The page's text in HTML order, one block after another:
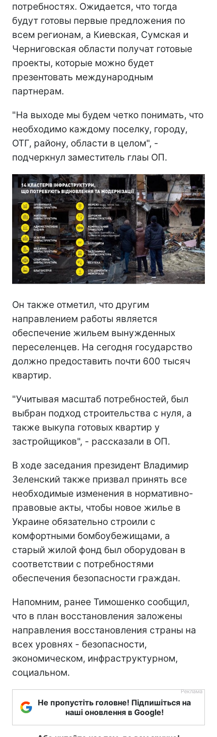
потребностях. Ожидается, что тогда
будут готовы первые предложения по
всем регионам, а Киевская, Сумская и
Черниговская области получат готовые
проекты, которые можно будет
презентовать международным
партнерам.
"На выходе мы будем четко понимать, что
необходимо каждому поселку, городу,
ОТГ, району, области в целом", -
подчеркнул заместитель глаы ОП.
Он также отметил, что другим
направлением работы является
обеспечение жильем вынужденных
переселенцев. На сегодня государство
должно предоставить почти 600 тысяч
квартир.
"Учитывая масштаб потребностей, был
выбран подход строительства с нуля, а
также выкупа готовых квартир у
застройщиков", - рассказали в ОП.
В ходе заседания президент Владимир
Зеленский также призвал принять все
необходимые изменения в нормативно-
правовые акты, чтобы новое жилье в
Украине обязательно строили с
комфортными бомбоубежищами, а
старый жилой фонд был оборудован в
соответствии с потребностями
обеспечения безопасности граждан.
Напомним, ранее Тимошенко сообщил,
что в план восстановления заложены
направления восстановления страны на
всех уровнях - безопасности,
экономическом, инфраструктурном,
социальном.
Не пропустіть головне! Підпишіться на
наші оновлення в Google!